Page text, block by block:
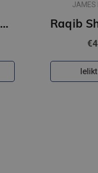
Fashion Unfolded: Pop-Up Louis Vuitton
JAMES